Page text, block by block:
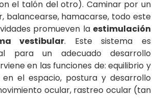
el talón del otro). Caminar por un
balancearse, hamacarse, todo este
promueven la estimulación
vestibular. Este sistema es
para un adecuado desarrollo
en las funciones de: equilibrio y
en el espacio, postura y desarrollo
ocular, rastreo ocular (tan